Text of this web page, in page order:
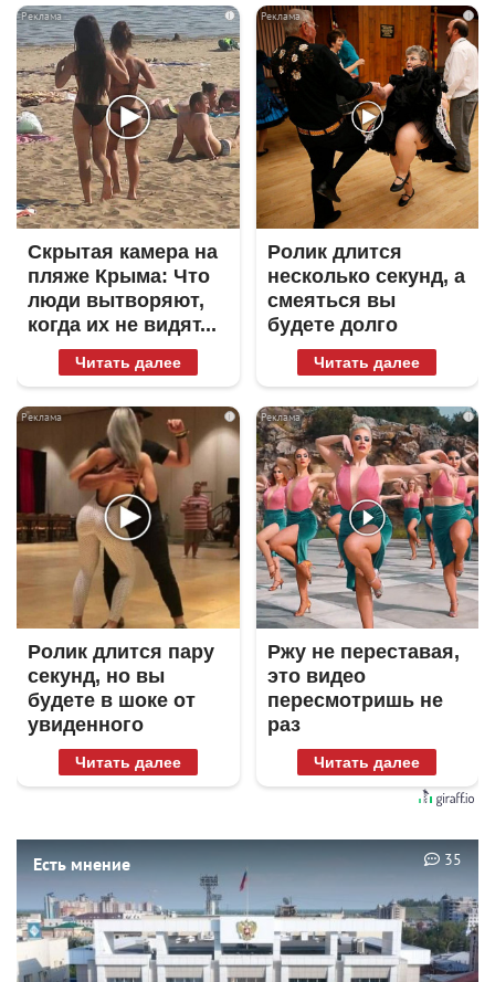
i
Скрытая камера на
пляже Крыма: Что
люди вытворяют,
когда их не видят...
Читать далее
i
Ролик длится
несколько секунд, а
смеяться вы
будете долго
Читать далее
i
Ролик длится пару
секунд, но вы
будете в шоке от
увиденного
Читать далее
i
Ржу не переставая,
это видео
пересмотришь не
раз
Читать далее
Есть мнение 35